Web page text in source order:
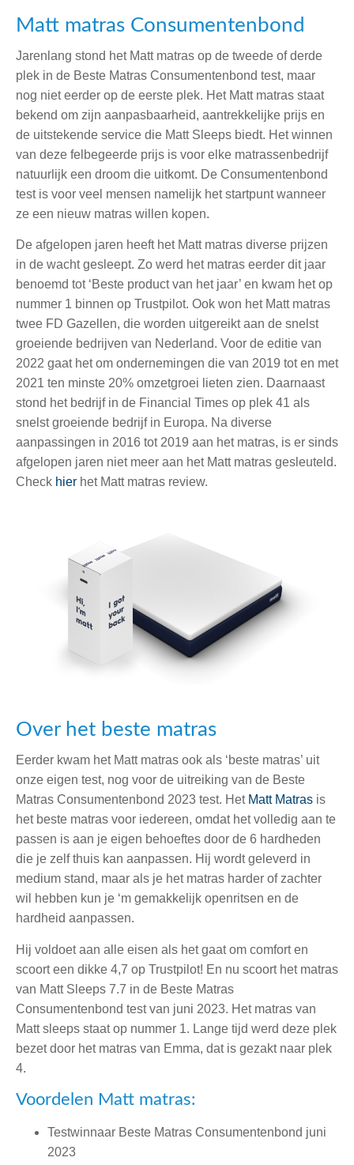
Matt matras Consumentenbond
Jarenlang stond het Matt matras op de tweede of derde
plek in de Beste Matras Consumentenbond test, maar
nog niet eerder op de eerste plek. Het Matt matras staat
bekend om zijn aanpasbaarheid, aantrekkelijke prijs en
de uitstekende service die Matt Sleeps biedt. Het winnen
van deze felbegeerde prijs is voor elke matrassenbedrijf
natuurlijk een droom die uitkomt. De Consumentenbond
test is voor veel mensen namelijk het startpunt wanneer
ze een nieuw matras willen kopen.
De afgelopen jaren heeft het Matt matras diverse prijzen
in de wacht gesleept. Zo werd het matras eerder dit jaar
benoemd tot ‘Beste product van het jaar’ en kwam het op
nummer 1 binnen op Trustpilot. Ook won het Matt matras
twee FD Gazellen, die worden uitgereikt aan de snelst
groeiende bedrijven van Nederland. Voor de editie van
2022 gaat het om ondernemingen die van 2019 tot en met
2021 ten minste 20% omzetgroei lieten zien. Daarnaast
stond het bedrijf in de Financial Times op plek 41 als
snelst groeiende bedrijf in Europa. Na diverse
aanpassingen in 2016 tot 2019 aan het matras, is er sinds
afgelopen jaren niet meer aan het Matt matras gesleuteld.
Check hier het Matt matras review.
Over het beste matras
Eerder kwam het Matt matras ook als ‘beste matras’ uit
onze eigen test, nog voor de uitreiking van de Beste
Matras Consumentenbond 2023 test. Het Matt Matras is
het beste matras voor iedereen, omdat het volledig aan te
passen is aan je eigen behoeftes door de 6 hardheden
die je zelf thuis kan aanpassen. Hij wordt geleverd in
medium stand, maar als je het matras harder of zachter
wil hebben kun je ‘m gemakkelijk openritsen en de
hardheid aanpassen.
Hij voldoet aan alle eisen als het gaat om comfort en
scoort een dikke 4,7 op Trustpilot! En nu scoort het matras
van Matt Sleeps 7.7 in de Beste Matras
Consumentenbond test van juni 2023. Het matras van
Matt sleeps staat op nummer 1. Lange tijd werd deze plek
bezet door het matras van Emma, dat is gezakt naar plek
4.
Voordelen Matt matras:
Testwinnaar Beste Matras Consumentenbond juni
2023